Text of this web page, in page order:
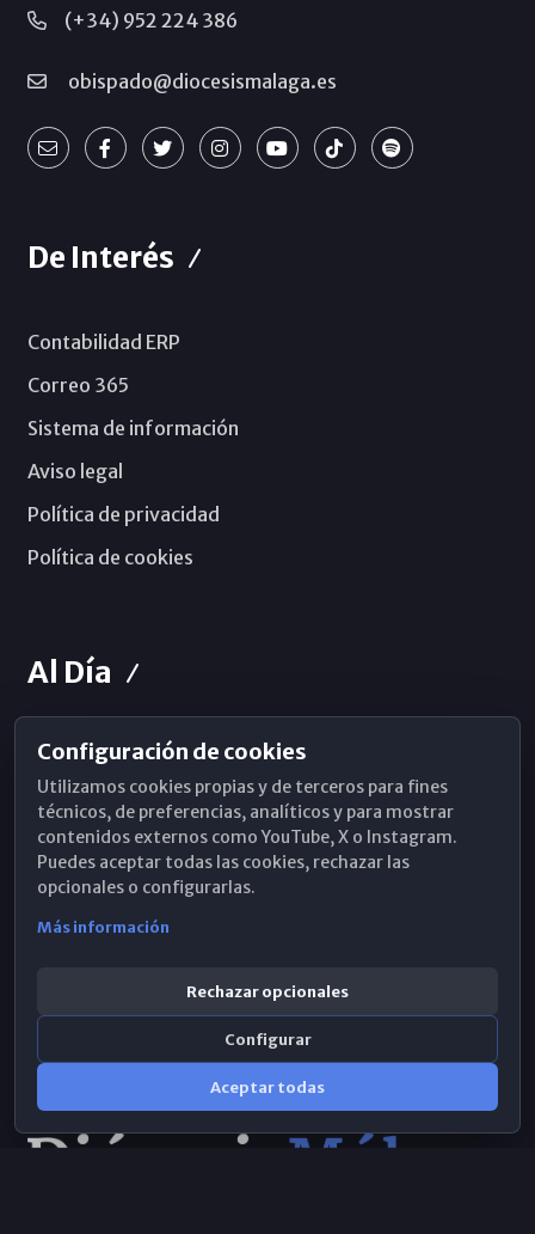
(+34) 952 224 386
obispado@diocesismalaga.es
De Interés
Contabilidad ERP
Correo 365
Sistema de información
Aviso legal
Política de privacidad
Política de cookies
Al Día
Horarios de Misa
Hemeroteca
WhatsApp
Configuración de cookies
Utilizamos cookies propias y de terceros para fines
técnicos, de preferencias, analíticos y para mostrar
contenidos externos como YouTube, X o Instagram.
Puedes aceptar todas las cookies, rechazar las
opcionales o configurarlas.
Más información
Rechazar opcionales
Configurar
Aceptar todas